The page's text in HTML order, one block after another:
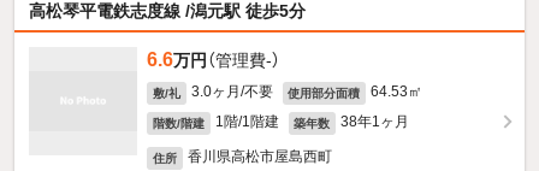
高松琴平電鉄志度線 /潟元駅 徒歩5分
6.6万円 （管理費-）
敷/礼 3.0ヶ月/不要 使用部分面積 64.53㎡
階数/階建 1階/1階建 築年数 38年1ヶ月
住所 香川県高松市屋島西町